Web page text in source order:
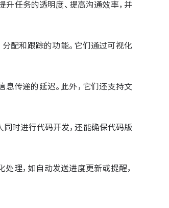
任务的透明度、提高沟通效率，并
配和跟踪的功能。它们通过可视化
息传递的延迟。此外，它们还支持文
时进行代码开发，还能确保代码版
理，如自动发送进度更新或提醒，